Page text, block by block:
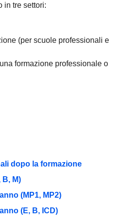
in tre settori:
(per scuole professionali e
formazione professionale o
dopo la formazione
M)
(MP1, MP2)
(E, B, ICD)